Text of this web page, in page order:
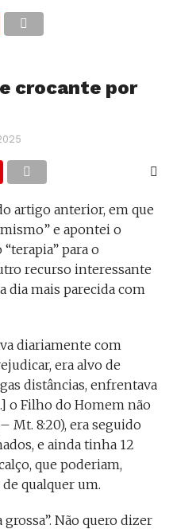
crocante por
artigo anterior, em que
e apontei o
para o
recurso interessante
dia mais parecida com
diariamente com
era alvo de
distâncias, enfrentava
o Filho do Homem não
Mt. 8:20), era seguido
e ainda tinha 12
que poderiam,
qualquer um.
grossa”. Não quero dizer